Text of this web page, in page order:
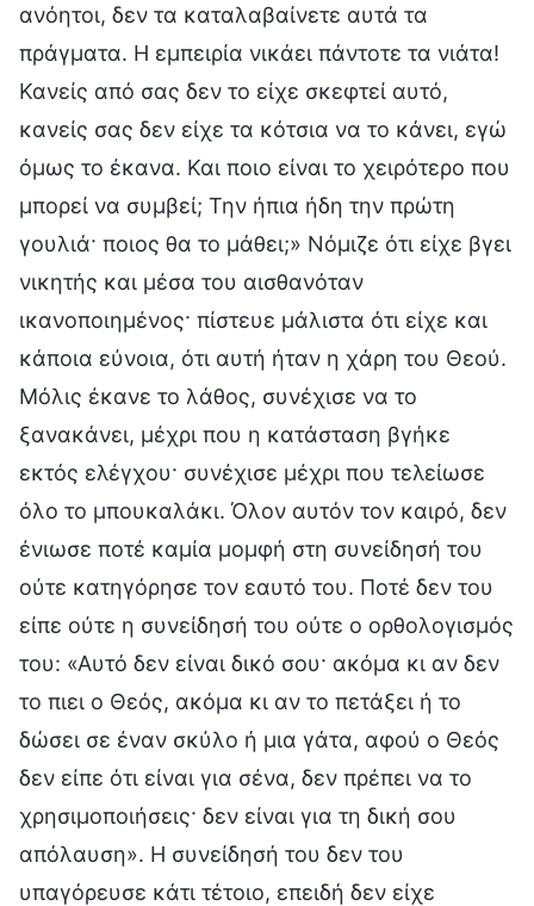
ανόητοι, δεν τα καταλαβαίνετε αυτά τα
πράγματα. Η εμπειρία νικάει πάντοτε τα νιάτα!
Κανείς από σας δεν το είχε σκεφτεί αυτό,
κανείς σας δεν είχε τα κότσια να το κάνει, εγώ
όμως το έκανα. Και ποιο είναι το χειρότερο που
μπορεί να συμβεί; Την ήπια ήδη την πρώτη
γουλιά· ποιος θα το μάθει;» Νόμιζε ότι είχε βγει
νικητής και μέσα του αισθανόταν
ικανοποιημένος· πίστευε μάλιστα ότι είχε και
κάποια εύνοια, ότι αυτή ήταν η χάρη του Θεού.
Μόλις έκανε το λάθος, συνέχισε να το
ξανακάνει, μέχρι που η κατάσταση βγήκε
εκτός ελέγχου· συνέχισε μέχρι που τελείωσε
όλο το μπουκαλάκι. Όλον αυτόν τον καιρό, δεν
ένιωσε ποτέ καμία μομφή στη συνείδησή του
ούτε κατηγόρησε τον εαυτό του. Ποτέ δεν του
είπε ούτε η συνείδησή του ούτε ο ορθολογισμός
του: «Αυτό δεν είναι δικό σου· ακόμα κι αν δεν
το πιει ο Θεός, ακόμα κι αν το πετάξει ή το
δώσει σε έναν σκύλο ή μια γάτα, αφού ο Θεός
δεν είπε ότι είναι για σένα, δεν πρέπει να το
χρησιμοποιήσεις· δεν είναι για τη δική σου
απόλαυση». Η συνείδησή του δεν του
υπαγόρευσε κάτι τέτοιο, επειδή δεν είχε